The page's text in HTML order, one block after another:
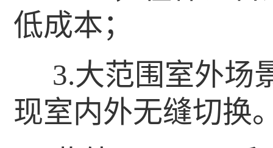
低成本；
3.大范围室外场
现室内外无缝切换